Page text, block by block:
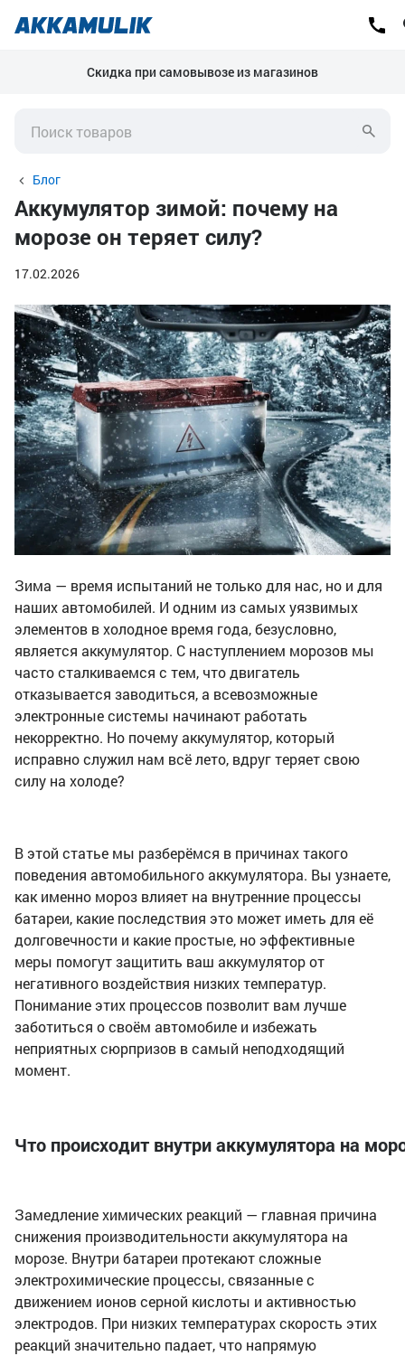
Скидка при самовывозе из магазинов
Блог
Аккумулятор зимой: почему на
морозе он теряет силу?
17.02.2026
Зима — время испытаний не только для нас, но и для
наших автомобилей. И одним из самых уязвимых
элементов в холодное время года, безусловно,
является аккумулятор. С наступлением морозов мы
часто сталкиваемся с тем, что двигатель
отказывается заводиться, а всевозможные
электронные системы начинают работать
некорректно. Но почему аккумулятор, который
исправно служил нам всё лето, вдруг теряет свою
силу на холоде?
В этой статье мы разберёмся в причинах такого
поведения автомобильного аккумулятора. Вы узнаете,
как именно мороз влияет на внутренние процессы
батареи, какие последствия это может иметь для её
долговечности и какие простые, но эффективные
меры помогут защитить ваш аккумулятор от
негативного воздействия низких температур.
Понимание этих процессов позволит вам лучше
заботиться о своём автомобиле и избежать
неприятных сюрпризов в самый неподходящий
момент.
Что происходит внутри аккумулятора на
Замедление химических реакций — главная причина
снижения производительности аккумулятора на
морозе. Внутри батареи протекают сложные
электрохимические процессы, связанные с
движением ионов серной кислоты и активностью
электродов. При низких температурах скорость этих
реакций значительно падает, что напрямую